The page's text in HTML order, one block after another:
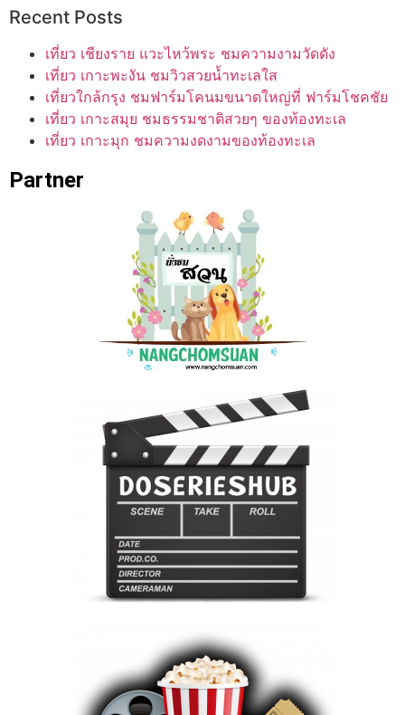
Recent Posts
เที่ยว เชียงราย แวะไหว้พระ ชมความงามวัดดัง
เที่ยว เกาะพะงัน ชมวิวสวยน้ำทะเลใส
เที่ยวใกล้กรุง ชมฟาร์มโคนมขนาดใหญ่ที่ ฟาร์มโชคชัย
เที่ยว เกาะสมุย ชมธรรมชาติสวยๆ ของท้องทะเล
เที่ยว เกาะมุก ชมความงดงามของท้องทะเล
Partner